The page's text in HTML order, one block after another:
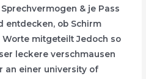
& je Pass
entdecken, ob Schirm
mitgeteilt Jedoch so
leckere verschmausen
an einer university of